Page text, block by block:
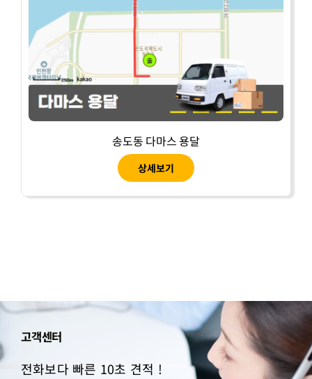
송도동 다마스 용달
상세보기
고객센터
전화보다 빠른 10초 견적 !